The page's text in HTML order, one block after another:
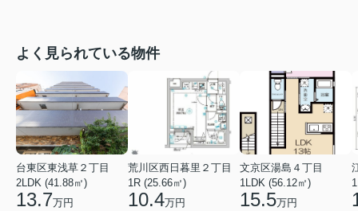
よく見られている物件
台東区東浅草２丁目
2LDK (41.88㎡)
13.7万円
荒川区西日暮里２丁目
1R (25.66㎡)
10.4万円
文京区湯島４丁目
1LDK (56.12㎡)
15.5万円